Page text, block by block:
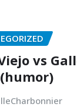
vs